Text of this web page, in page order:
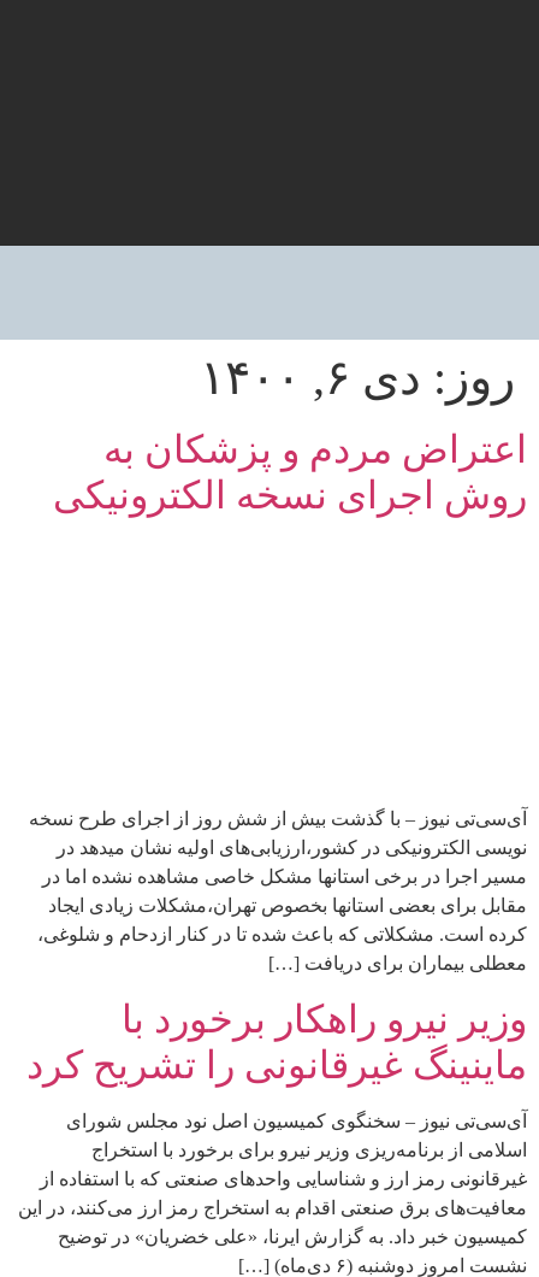
روز: دی ۶, ۱۴۰۰
اعتراض مردم و پزشکان به
روش اجرای نسخه الکترونیکی
آی‌سی‌تی نیوز – با گذشت بیش از شش روز از اجرای طرح نسخه
نویسی الکترونیکی در کشور،ارزیابی‌های اولیه نشان میدهد در
مسیر اجرا در برخی استانها مشکل خاصی مشاهده نشده اما در
مقابل برای بعضی استانها بخصوص تهران،مشکلات زیادی ایجاد
کرده است. مشکلاتی که باعث شده تا در کنار ازدحام و شلوغی،
معطلی بیماران برای دریافت […]
وزیر نیرو راهکار برخورد با
ماینینگ غیرقانونی را تشریح کرد
آی‌سی‌تی نیوز – سخنگوی کمیسیون اصل نود مجلس شورای
اسلامی از برنامه‌ریزی وزیر نیرو برای برخورد با استخراج
غیرقانونی رمز ارز و شناسایی واحدهای صنعتی که با استفاده از
معافیت‌های برق صنعتی اقدام به استخراج رمز ارز می‌کنند، در این
کمیسیون خبر داد. به گزارش ایرنا، «علی خضریان» در توضیح
نشست امروز دوشنبه (۶ دی‌ماه) […]